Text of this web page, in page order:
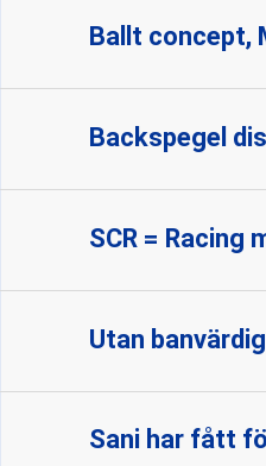
Ballt concept,
Backspegel
SCR = Racing
Utan
Sani har fått